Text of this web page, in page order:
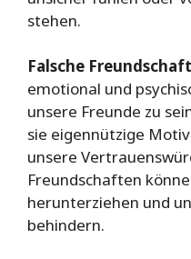
stehen.
Falsche
emotional und
unsere Freunde zu
sie eigennützige
unsere
Freundschaften
herunterziehen und
behindern.